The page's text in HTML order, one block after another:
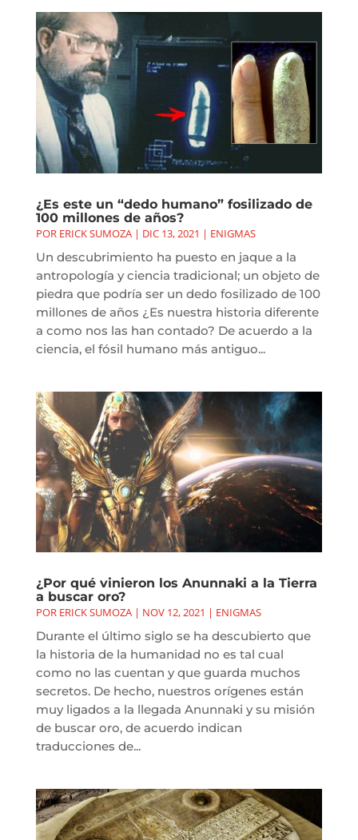
¿Es este un “dedo humano” fosilizado de
100 millones de años?
POR ERICK SUMOZA| DIC 13, 2021 | ENIGMAS
Un descubrimiento ha puesto en jaque a la
antropología y ciencia tradicional; un objeto de
piedra que podría ser un dedo fosilizado de 100
millones de años ¿Es nuestra historia diferente
a como nos las han contado? De acuerdo a la
ciencia, el fósil humano más antiguo...
¿Por qué vinieron los Anunnaki a la Tierra
a buscar oro?
POR ERICK SUMOZA| NOV 12, 2021 | ENIGMAS
Durante el último siglo se ha descubierto que
la historia de la humanidad no es tal cual
como no las cuentan y que guarda muchos
secretos. De hecho, nuestros orígenes están
muy ligados a la llegada Anunnaki y su misión
de buscar oro, de acuerdo indican
traducciones de...